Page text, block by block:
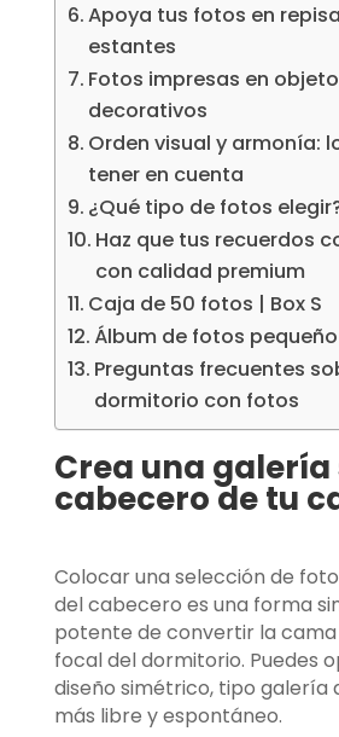
Apoya tus fotos en
estantes
Fotos impresas en
decorativos
Orden visual y armonía:
tener en cuenta
¿Qué tipo de fotos
Haz que tus recuerdos
con calidad premium
Caja de 50 fotos | Box S
Álbum de fotos
Preguntas frecuentes
dormitorio con fotos
Crea una galería
cabecero de tu
Colocar una selección de
del cabecero es una forma
potente de convertir la
focal del dormitorio. Puedes
diseño simétrico, tipo galería
más libre y espontáneo.